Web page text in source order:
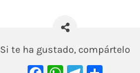
Si te ha gustado, compártelo